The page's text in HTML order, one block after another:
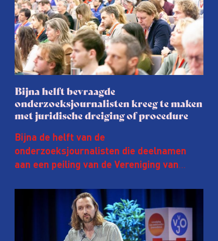
Bijna helft bevraagde
onderzoeksjournalisten kreeg te maken
met juridische dreiging of procedure
Bijna de helft van de
onderzoeksjournalisten die deelnamen
aan een peiling van de Vereniging van
afgelopen twee jaar te maken met
juridische dreiging of een juridische
procedure rond het eigen werk. Dat kost
journalisten tijd, ook ervaren zij stress en